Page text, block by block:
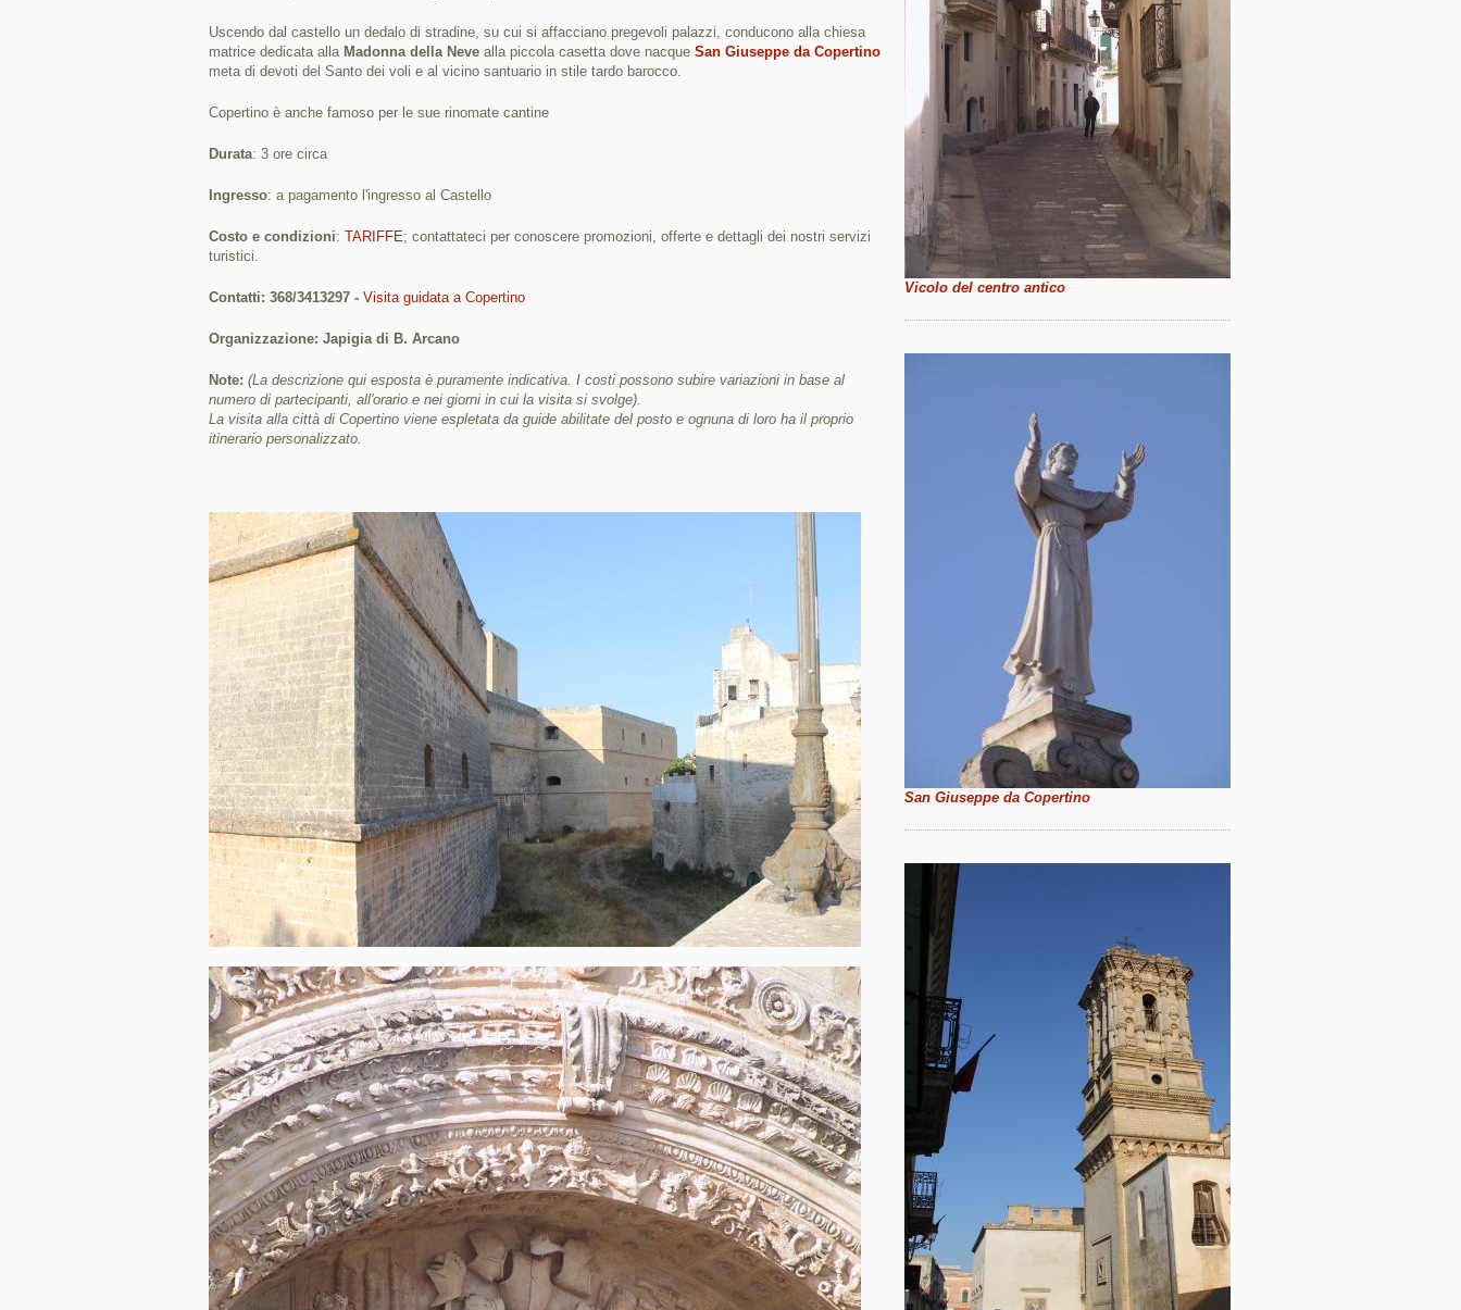
Uscendo dal castello un dedalo di stradine, su cui si affacciano pregevoli palazzi, conducono alla chiesa
matrice dedicata alla Madonna della Neve alla piccola casetta dove nacque San Giuseppe da Copertino
meta di devoti del Santo dei voli e al vicino santuario in stile tardo barocco.
Copertino è anche famoso per le sue rinomate cantine
Durata: 3 ore circa
Ingresso: a pagamento l'ingresso al Castello
Costo e condizioni: TARIFFE; contattateci per conoscere promozioni, offerte e dettagli dei nostri servizi
turistici.
Contatti: 368/3413297 - Visita guidata a Copertino
Organizzazione: Japigia di B. Arcano
Note: (La descrizione qui esposta è puramente indicativa. I costi possono subire variazioni in base al
numero di partecipanti, all'orario e nei giorni in cui la visita si svolge).
La visita alla città di Copertino viene espletata da guide abilitate del posto e ognuna di loro ha il proprio
itinerario personalizzato.
Vicolo del centro antico
San Giuseppe da Copertino